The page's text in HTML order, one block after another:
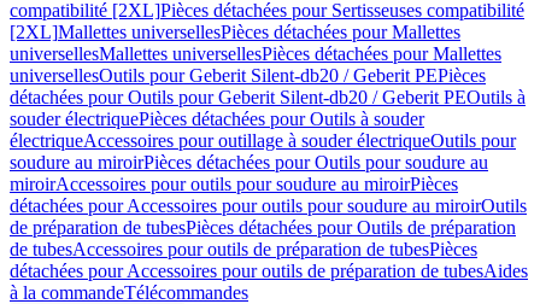
compatibilité [2XL]Pièces détachées pour Sertisseuses compatibilité
[2XL]Mallettes universellesPièces détachées pour Mallettes
universellesMallettes universellesPièces détachées pour Mallettes
universellesOutils pour Geberit Silent-db20 / Geberit PEPièces
détachées pour Outils pour Geberit Silent-db20 / Geberit PEOutils à
souder électriquePièces détachées pour Outils à souder
électriqueAccessoires pour outillage à souder électriqueOutils pour
soudure au miroirPièces détachées pour Outils pour soudure au
miroirAccessoires pour outils pour soudure au miroirPièces
détachées pour Accessoires pour outils pour soudure au miroirOutils
de préparation de tubesPièces détachées pour Outils de préparation
de tubesAccessoires pour outils de préparation de tubesPièces
détachées pour Accessoires pour outils de préparation de tubesAides
à la commandeTélécommandes